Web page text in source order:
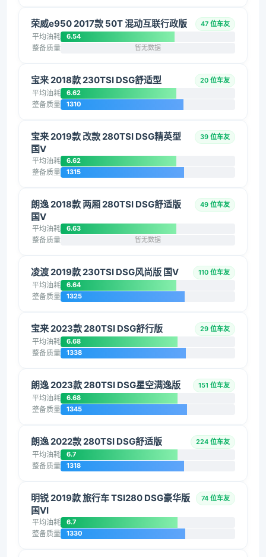
荣威e950 2017款 50T 混动互联行政版 47 位车友
平均油耗 6.54
整备质量 暂无数据
宝来 2018款 230TSI DSG舒适型 20 位车友
平均油耗 6.62
整备质量 1310
宝来 2019款 改款 280TSI DSG精英型
国V
39 位车友
平均油耗 6.62
整备质量 1315
朗逸 2018款 两厢 280TSI DSG舒适版
国V
49 位车友
平均油耗 6.63
整备质量 暂无数据
凌渡 2019款 230TSI DSG风尚版 国V 110 位车友
平均油耗 6.64
整备质量 1325
宝来 2023款 280TSI DSG舒行版 29 位车友
平均油耗 6.68
整备质量 1338
朗逸 2023款 280TSI DSG星空满逸版 151 位车友
平均油耗 6.68
整备质量 1345
朗逸 2022款 280TSI DSG舒适版 224 位车友
平均油耗 6.7
整备质量 1318
明锐 2019款 旅行车 TSI280 DSG豪华版
国VI
74 位车友
平均油耗 6.7
整备质量 1330